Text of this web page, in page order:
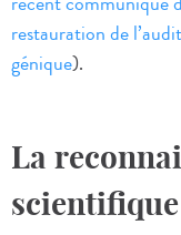
restauration de
génique).
La
scientifique